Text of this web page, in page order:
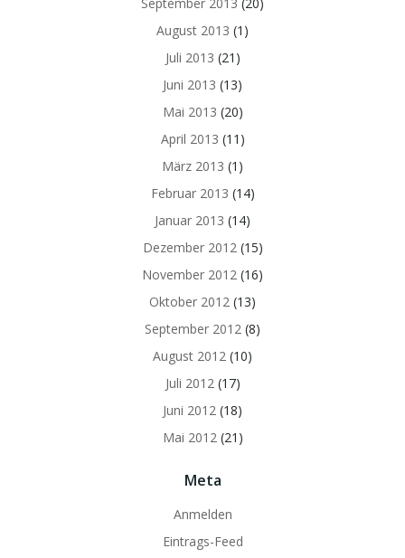
August 2013 (1)
Juli 2013 (21)
Juni 2013 (13)
Mai 2013 (20)
April 2013 (11)
März 2013 (1)
Februar 2013 (14)
Januar 2013 (14)
Dezember 2012(15)
November 2012 (16)
Oktober 2012 (13)
September 2012 (8)
August 2012 (10)
Juli 2012(17)
Juni 2012 (18)
Mai 2012(21)
Meta
Anmelden
Eintrags-Feed